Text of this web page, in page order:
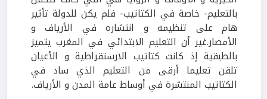
بالتعليم- خاصة في الكتاتيب- فلم يكن للدولة تأثير
هام على تنظيمه و انتشاره في الأرياف و
الأمصار.غير أن التعليم الابتدائي في المغرب يتميز
بالطبقية إذ كانت كتاتيب الارستقراطية و الأعيان
تلقن تعليما أرقى من التعليم الذي ساد في
الكتاتيب المنتشرة في أوساط عامة المدن و الأرياف.